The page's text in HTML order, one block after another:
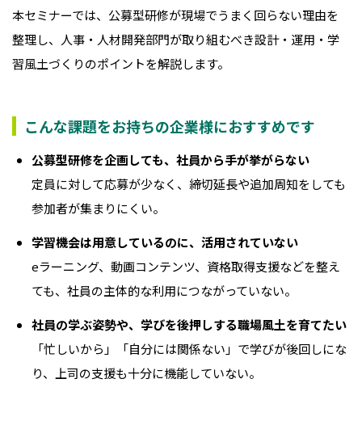
本セミナーでは、公募型研修が現場でうまく回らない理由を
整理し、人事・人材開発部門が取り組むべき設計・運用・学
習風土づくりのポイントを解説します。
こんな課題をお持ちの企業様におすすめです
公募型研修を企画しても、社員から手が挙がらない
定員に対して応募が少なく、締切延長や追加周知をしても
参加者が集まりにくい。
学習機会は用意しているのに、活用されていない
eラーニング、動画コンテンツ、資格取得支援などを整え
ても、社員の主体的な利用につながっていない。
社員の学ぶ姿勢や、学びを後押しする職場風土を育てたい
「忙しいから」「自分には関係ない」で学びが後回しにな
り、上司の支援も十分に機能していない。